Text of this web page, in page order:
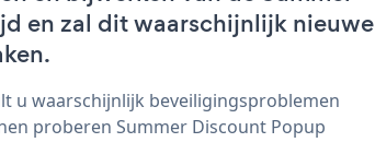
en zal dit waarschijnlijk nieuwe
u waarschijnlijk beveiligingsproblemen
proberen Summer Discount Popup